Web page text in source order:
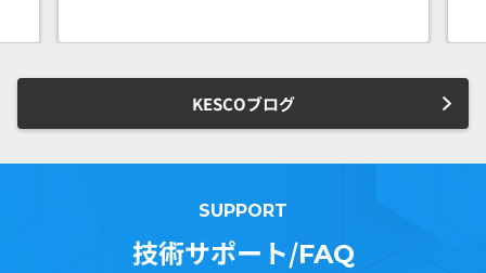
KESCOブログ
SUPPORT
技術サポート/FAQ